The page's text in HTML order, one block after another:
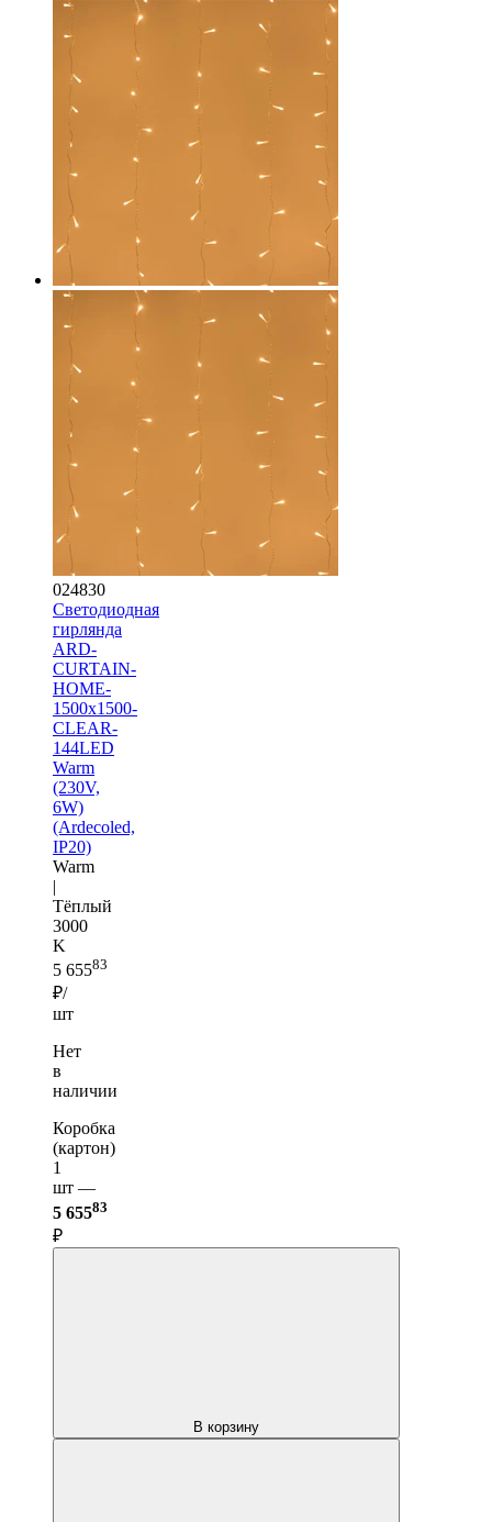
024830
Светодиодная
гирлянда
ARD-
CURTAIN-
HOME-
1500x1500-
CLEAR-
144LED
Warm
(230V,
6W)
(Ardecoled,
IP20)
Warm
|
Тёплый
3000
K
5 65583
₽/
шт
Нет
в
наличии
Коробка
(картон)
1
шт —
5 65583
₽
В корзину